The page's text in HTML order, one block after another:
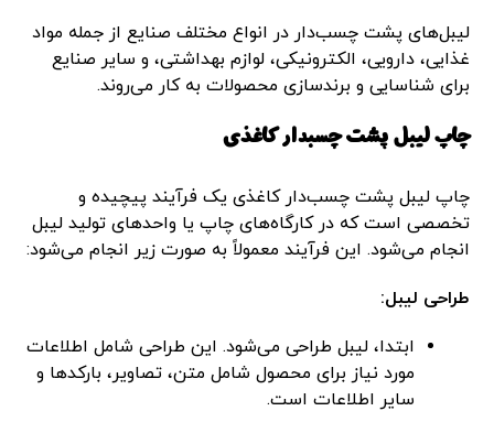
لیبل‌های پشت چسب‌دار در انواع مختلف صنایع از جمله مواد
غذایی، دارویی، الکترونیکی، لوازم بهداشتی، و سایر صنایع
برای شناسایی و برندسازی محصولات به کار می‌روند.
چاپ لیبل پشت چسبدار کاغذی
چاپ لیبل پشت چسب‌دار کاغذی یک فرآیند پیچیده و
تخصصی است که در کارگاه‌های چاپ یا واحدهای تولید لیبل
انجام می‌شود. این فرآیند معمولاً به صورت زیر انجام می‌شود:
طراحی لیبل:
ابتدا، لیبل طراحی می‌شود. این طراحی شامل اطلاعات
مورد نیاز برای محصول شامل متن، تصاویر، بارکدها و
سایر اطلاعات است.